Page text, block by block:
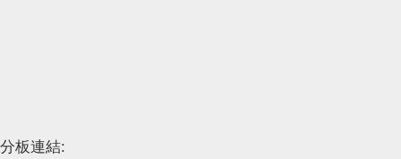
分板連結: